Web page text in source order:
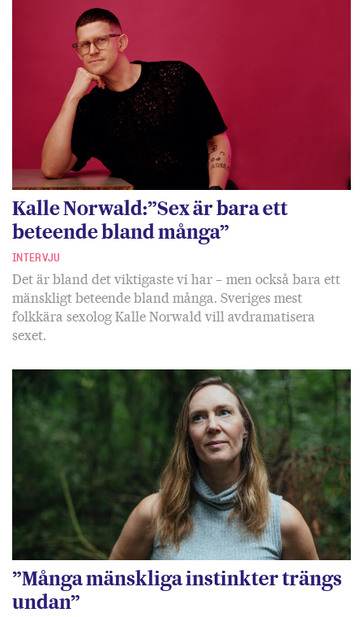
Kalle Norwald:”Sex är bara ett
beteende bland många”
INTERVJU
Det är bland det viktigaste vi har – men också bara ett
mänskligt beteende bland många. Sveriges mest
folkkära sexolog Kalle Norwald vill avdramatisera
sexet.
”Många mänskliga instinkter trängs
undan”